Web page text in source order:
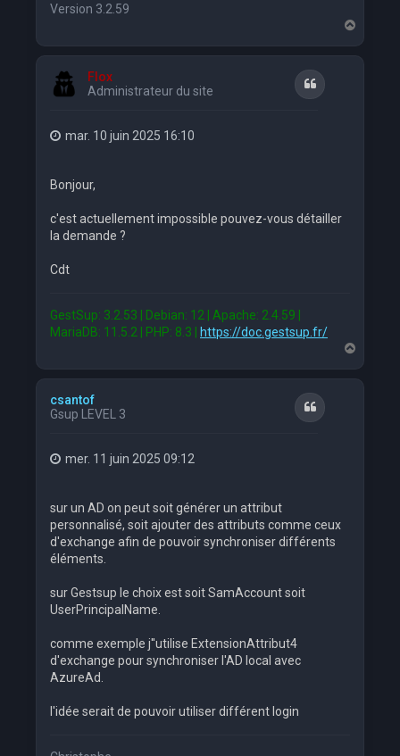
Version 3.2.59
a
Flox
Administrateur du site
Citation
mar. 10 juin 2025 16:10
Bonjour,
c'est actuellement impossible pouvez-vous détailler
la demande ?
Cdt
GestSup: 3.2.53 | Debian: 12 | Apache: 2.4.59 |
MariaDB: 11.5.2 | PHP: 8.3 |
https://doc.gestsup.fr/
a
csantof
Gsup LEVEL 3
Citation
mer. 11 juin 2025 09:12
sur un AD on peut soit générer un attribut
personnalisé, soit ajouter des attributs comme ceux
d'exchange afin de pouvoir synchroniser différents
éléments.
sur Gestsup le choix est soit SamAccount soit
UserPrincipalName.
comme exemple j''utilise ExtensionAttribut4
d'exchange pour synchroniser l'AD local avec
AzureAd.
l'idée serait de pouvoir utiliser différent login